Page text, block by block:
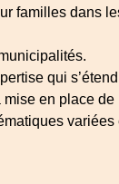
familles dans
qui
mise en place
variées